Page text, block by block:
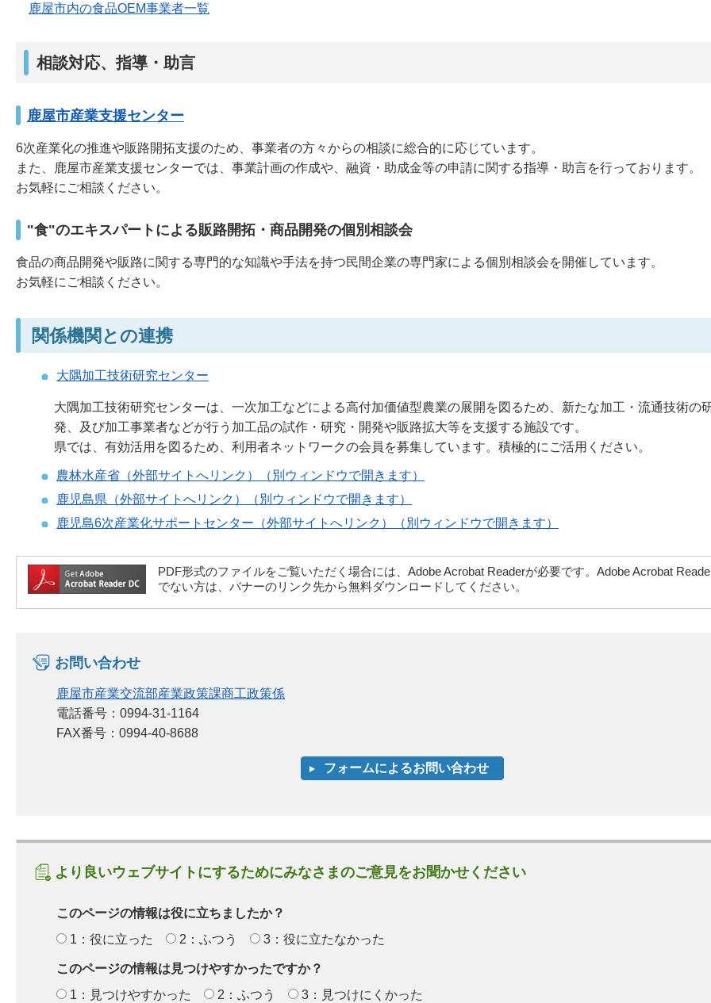
鹿屋市内の食品OEM事業者一覧
相談対応、指導・助言
鹿屋市産業支援センター
6次産業化の推進や販路開拓支援のため、事業者の方々からの相談に総合的に応じています。
また、鹿屋市産業支援センターでは、事業計画の作成や、融資・助成金等の申請に関する指導・助言を行っております。
お気軽にご相談ください。
"食"のエキスパートによる販路開拓・商品開発の個別相談会
食品の商品開発や販路に関する専門的な知識や手法を持つ民間企業の専門家による個別相談会を開催しています。
お気軽にご相談ください。
関係機関との連携
大隅加工技術研究センター
大隅加工技術研究センターは、一次加工などによる高付加価値型農業の展開を図るため、新たな加工・流通技術の
発、及び加工事業者などが行う加工品の試作・研究・開発や販路拡大等を支援する施設です。
県では、有効活用を図るため、利用者ネットワークの会員を募集しています。積極的にご活用ください。
農林水産省（外部サイトへリンク）（別ウィンドウで開きます）
鹿児島県（外部サイトへリンク）（別ウィンドウで開きます）
鹿児島6次産業化サポートセンター（外部サイトへリンク）（別ウィンドウで開きます）
PDF形式のファイルをご覧いただく場合には、Adobe Acrobat Readerが必要です。Adobe Acrobat
でない方は、バナーのリンク先から無料ダウンロードしてください。
お問い合わせ
鹿屋市産業交流部産業政策課商工政策係
電話番号：0994-31-1164
FAX番号：0994-40-8688
より良いウェブサイトにするためにみなさまのご意見をお聞かせください
このページの情報は役に立ちましたか？
1：役に立った
2：ふつう 3：役に立たなかった
このページの情報は見つけやすかったですか？
1：見つけやすかった
2：ふつう 3：見つけにくかった